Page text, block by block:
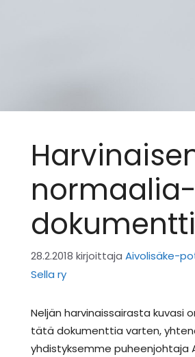
normaalia-
dokumentti
28.2.2018 kirjoittaja Aivolisäke-
Sella ry
Neljän harvinaissairasta kuvasi
tätä dokumenttia varten,
yhdistyksemme puheenjohtaja